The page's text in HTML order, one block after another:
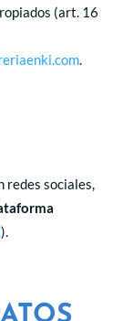
(art. 16
.
redes sociales,
).